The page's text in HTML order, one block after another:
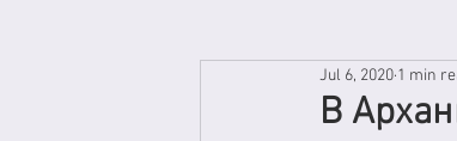
В
Jul 6, 2020 1 min